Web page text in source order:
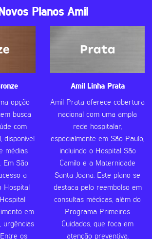
Novos Planos Amil
opção
busca
com
médias
Em São
a
Hospital
em
urgências
os
Amil Linha Prata
Amil Prata oferece cobertura
nacional com uma ampla
rede hospitalar,
especialmente em São Paulo,
incluindo o Hospital São
Camilo e a Maternidade
Santa Joana. Este plano se
destaca pelo reembolso em
consultas médicas, além do
Programa Primeiros
Cuidados, que foca em
atenção preventiva.